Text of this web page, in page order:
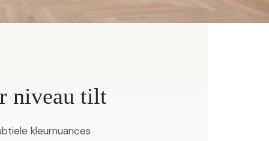
niveau tilt
kleurnuances